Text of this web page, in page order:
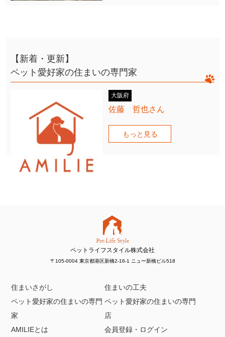
【新着・更新】
ペット愛好家の住まいの専門家
大阪府
佐藤 哲也さん
もっと見る
ペットライフスタイル株式会社
〒105-0004 東京都港区新橋2-16-1 ニュー新橋ビル518
住まいさがし
住まいの工夫
ペット愛好家の住まいの専門
家
ペット愛好家の住まいの専門
店
AMILIEとは
会員登録・ログイン